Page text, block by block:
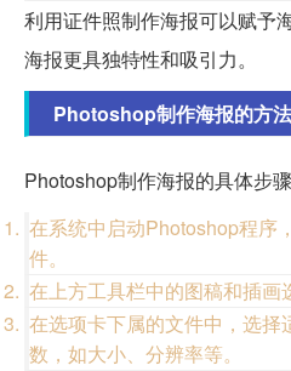
利用证件照制作海报可以赋予
海报更具独特性和吸引力。
Photoshop制作海报的方
Photoshop制作海报的具体步
在系统中启动Photoshop程序
件。
在上方工具栏中的图稿和插画
在选项卡下属的文件中，选择
数，如大小、分辨率等。